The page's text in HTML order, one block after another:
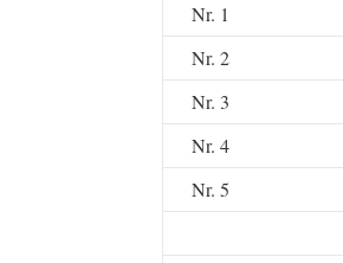
Nr. 1
Nr. 2
Nr. 3
Nr. 4
Nr. 5